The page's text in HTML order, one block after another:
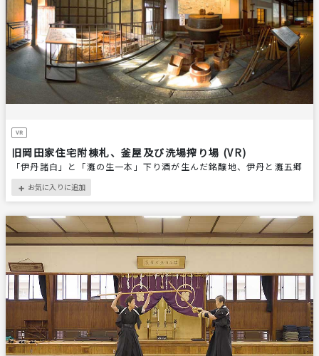
旧岡田家住宅附棟札、釜屋及び洗場搾り場 (VR)
「伊丹諸白」と「灘の生一本」下り酒が生んだ銘醸地、伊丹と灘五郷
＋ お気に入りに追加